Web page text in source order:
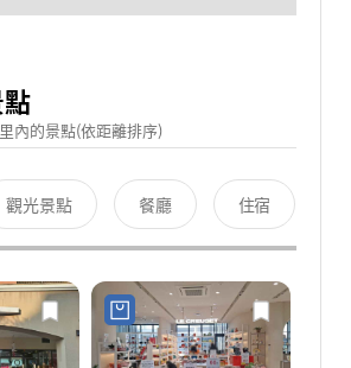
內的景點(依距離排序)
觀光景點 餐廳 住宿